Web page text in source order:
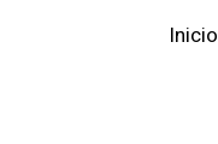
Inicio